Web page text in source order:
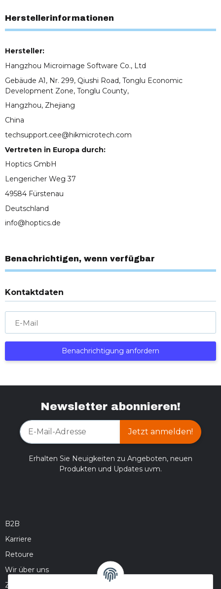
Herstellerinformationen
Hersteller:
Hangzhou Microimage Software Co., Ltd
Gebäude A1, Nr. 299, Qiushi Road, Tonglu Economic
Development Zone, Tonglu County,
Hangzhou, Zhejiang
China
techsupport.cee@hikmicrotech.com
Vertreten in Europa durch:
Hoptics GmbH
Lengericher Weg 37
49584 Fürstenau
Deutschland
info@hoptics.de
Benachrichtigen, wenn verfügbar
Kontaktdaten
E-Mail
Benachrichtigung anfordern
Newsletter abonnieren!
Jetzt anmelden!
Erhalten Sie Neuigkeiten zu Angeboten, neuen
Produkten und Updates uvm.
B2B
Karriere
Retoure
Wir über uns
Zahlungsmöglichkeiten